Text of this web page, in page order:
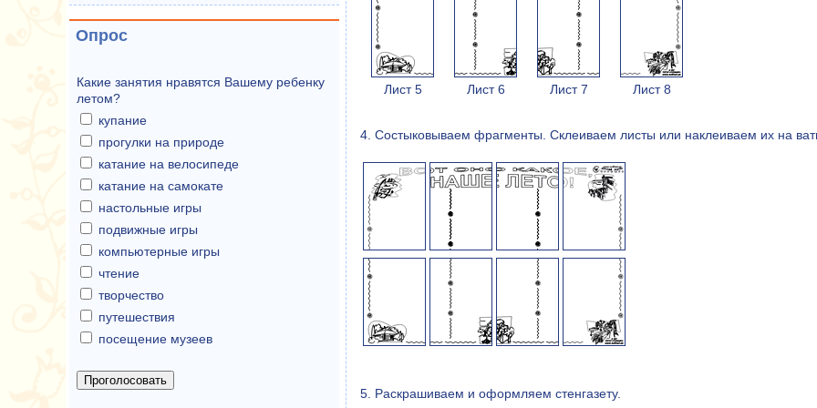
Лист 5 Лист 6 Лист 7 Лист 8
4. Состыковываем фрагменты. Cклеиваем листы или наклеиваем их на
5. Раскрашиваем и оформляем стенгазету.
Опрос
Какие занятия нравятся Вашему ребенку
летом?
купание
прогулки на природе
катание на велосипеде
катание на самокате
настольные игры
подвижные игры
компьютерные игры
чтение
творчество
путешествия
посещение музеев